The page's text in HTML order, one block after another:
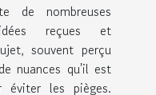
de nombreuses
reçues et
souvent perçu
nuances qu'il est
éviter les pièges.